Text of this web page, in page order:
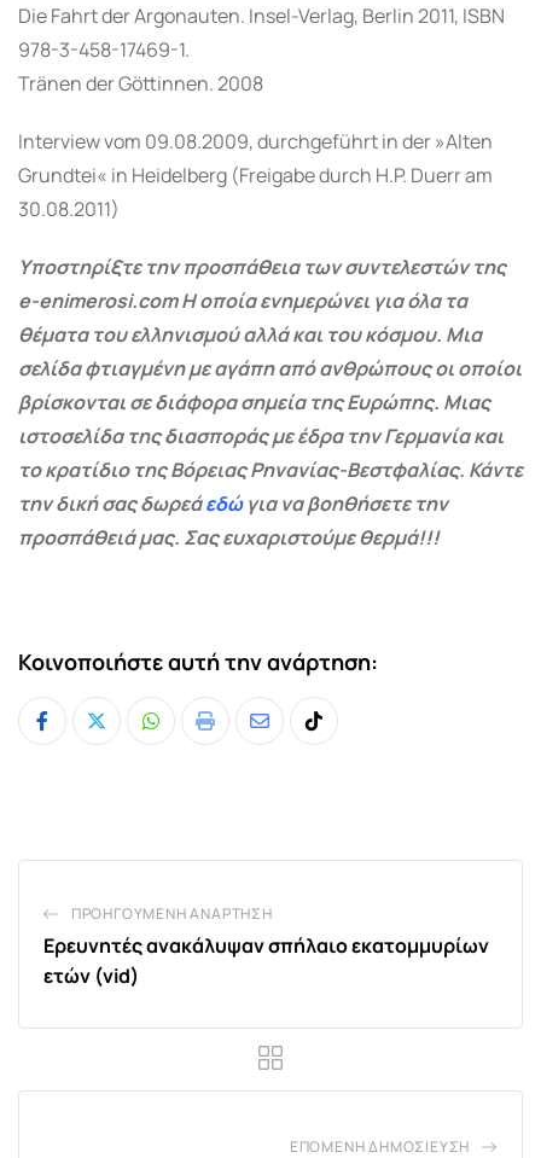
Die Fahrt der Argonauten. Insel-Verlag, Berlin 2011, ISBN
978-3-458-17469-1.
Tränen der Göttinnen. 2008
Interview vom 09.08.2009, durchgeführt in der »Alten
Grundtei« in Heidelberg (Freigabe durch H.P. Duerr am
30.08.2011)
Υποστηρίξτε την προσπάθεια των συντελεστών της
e-enimerosi.com Η οποία ενημερώνει για όλα τα
θέματα του ελληνισμού αλλά και του κόσμου. Μια
σελίδα φτιαγμένη με αγάπη από ανθρώπους οι οποίοι
βρίσκονται σε διάφορα σημεία της Ευρώπης. Μιας
ιστοσελίδα της διασποράς με έδρα την Γερμανία και
το κρατίδιο της Βόρειας Ρηνανίας-Βεστφαλίας. Κάντε
την δική σας δωρεάεδώγια να βοηθήσετε την
προσπάθειά μας. Σας ευχαριστούμε θερμά!!!
Κοινοποιήστε αυτή την ανάρτηση:
Whatsapp
Print
ShareTiktok
ΠΡΟΗΓΟΎΜΕΝΗ ΑΝΆΡΤΗΣΗ
Ερευνητές ανακάλυψαν σπήλαιο εκατομμυρίων
ετών (vid)
ΕΠΌΜΕΝΗ ΔΗΜΟΣΊΕΥΣΗ